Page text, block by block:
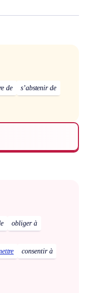
de
s’abstenir de
obliger à
consentir à